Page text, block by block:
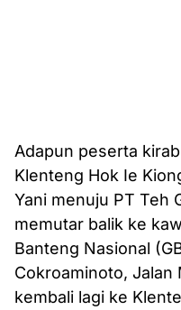
Adapun peserta
Klenteng Hok Ie
Yani menuju PT Teh
memutar balik ke
Banteng Nasional
Cokroaminoto, Jalan
kembali lagi ke